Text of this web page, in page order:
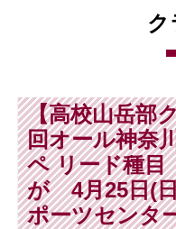
ク
【高校山岳部
回オール神奈
ペ リード種
が 4月25日(
ポーツセンタ